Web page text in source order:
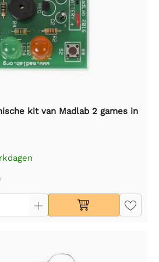
kit van Madlab 2 games in